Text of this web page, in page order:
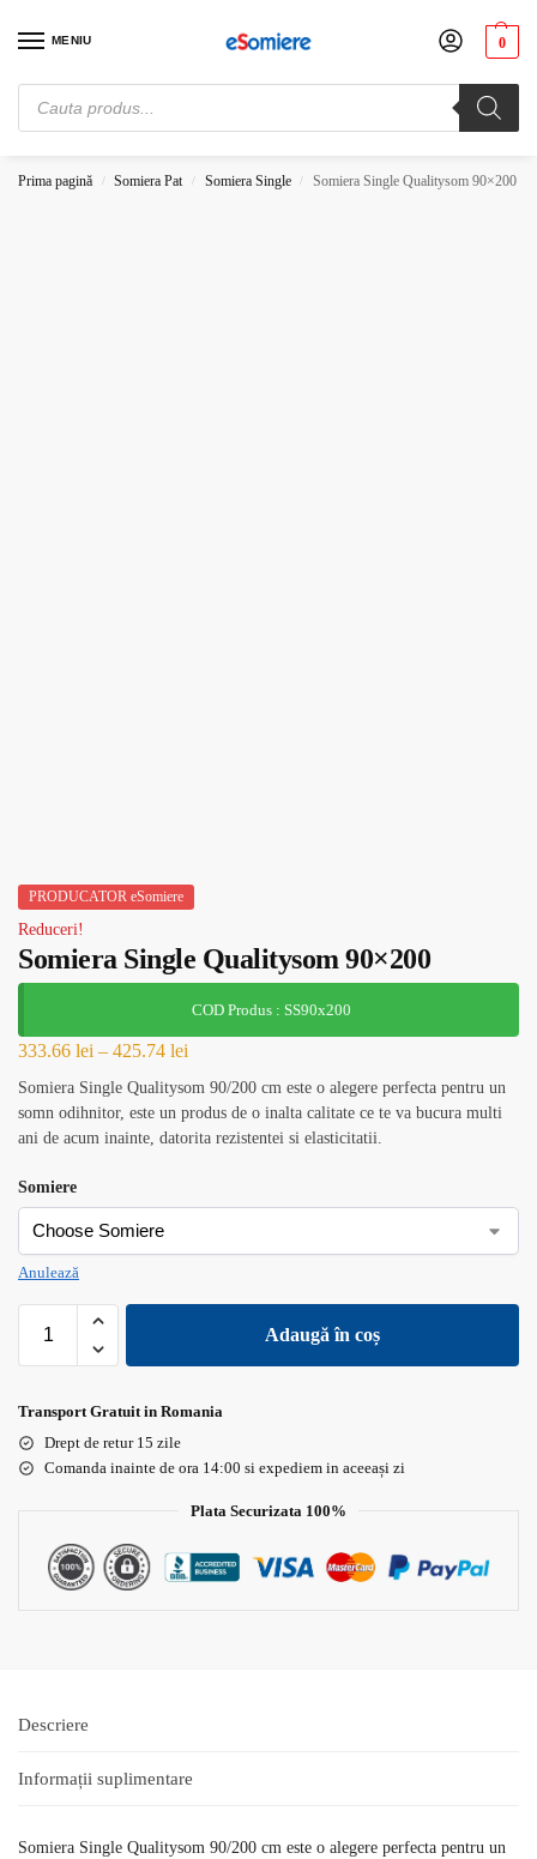
MENIU 0
Cauți somiere de pat? Vezi preturile de producator. Alege-ți somiera potrivită.
Comandă acum!
Prima pagină / Somiera Pat / Somiera Single / Somiera Single Qualitysom 90×200
PRODUCATOR eSomiere
Reduceri!
Somiera Single Qualitysom 90×200
COD Produs : SS90x200
333.66 lei – 425.74 lei
Somiera Single Qualitysom 90/200 cm este o alegere perfecta pentru un
somn odihnitor, este un produs de o inalta calitate ce te va bucura multi
ani de acum inainte, datorita rezistentei si elasticitatii.
Somiere
Anulează
Adaugă în coș
Transport Gratuit in Romania
Drept de retur 15 zile
Comanda inainte de ora 14:00 si expediem in aceeași zi
Plata Securizata 100%
Descriere
Informații suplimentare
Somiera Single Qualitysom 90/200 cm este o alegere perfecta pentru un